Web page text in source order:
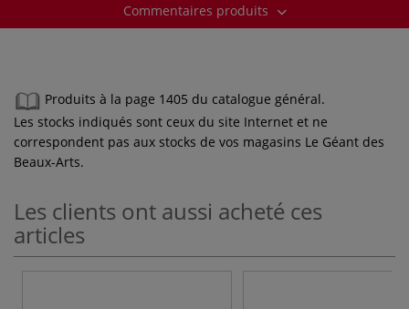
Commentaires produits
Produits à la page 1405 du catalogue général.
Les stocks indiqués sont ceux du site Internet et ne
correspondent pas aux stocks de vos magasins Le Géant des
Beaux-Arts.
Les clients ont aussi acheté ces
articles